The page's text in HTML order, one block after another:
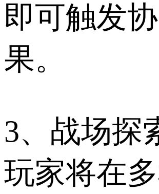
即可触发
果。
3、战场探
玩家将在